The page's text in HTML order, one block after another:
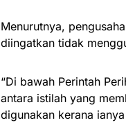
Menurutnya,
diingatkan tidak
“Di bawah Perintah
antara istilah yang
digunakan kerana